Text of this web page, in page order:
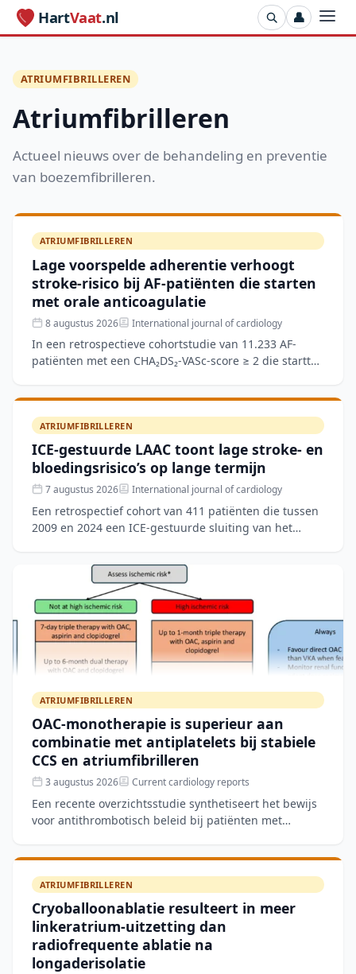
HartVaat.nl 👤
ATRIUMFIBRILLEREN
Atriumfibrilleren
Actueel nieuws over de behandeling en preventie
van boezemfibrilleren.
ATRIUMFIBRILLEREN
Lage voorspelde adherentie verhoogt
stroke-risico bij AF-patiënten die starten
met orale anticoagulatie
8 augustus 2026 International journal of cardiology
In een retrospectieve cohortstudie van 11.233 AF-
patiënten met een CHA₂DS₂-VASc-score ≥ 2 die startten
Adherence Sc
ATRIUMFIBRILLEREN
ICE-gestuurde LAAC toont lage stroke- en
bloedingsrisico’s op lange termijn
7 augustus 2026 International journal of cardiology
Een retrospectief cohort van 411 patiënten die tussen
2009 en 2024 een ICE-gestuurde sluiting van het
ATRIUMFIBRILLEREN
OAC-monotherapie is superieur aan
combinatie met antiplatelets bij stabiele
CCS en atriumfibrilleren
3 augustus 2026 Current cardiology reports
Een recente overzichtsstudie synthetiseert het bewijs
voor antithrombotisch beleid bij patiënten met
ATRIUMFIBRILLEREN
Cryoballoonablatie resulteert in meer
linkeratrium-uitzetting dan
radiofrequente ablatie na
longaderisolatie